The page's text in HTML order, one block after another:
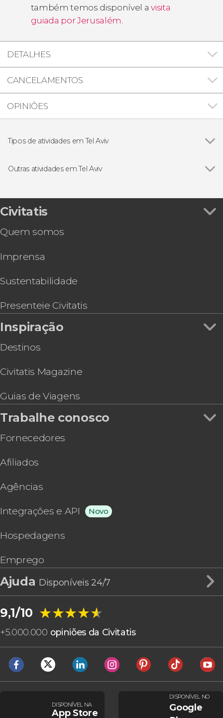
também temos disponível avisita
guiada por Jerusalém.
DETALHES
CANCELAMENTOS
OPINIÕES
Tipos de atividades em Tel Aviv
Excursões de vários dias
Outras atividades em Tel Aviv
Pub crawl. Tour de festa por Tel Aviv!
Excursão de 1 ou 2 dias a Petra
Excursão de 2 dias a Petra e Wadi Rum de avião
Civitatis
Quem somos
Imprensa
Sustentabilidade
Presenteie Civitatis
Inspiração
Destinos
Civitatis Magazine
Guias de Viagens
Trabalhe conosco
Fornecedores
Afiliados
Agências
Integrações e API Novo
Hospedagens
Emprego
Ajuda Disponíveis 24/7
9,1/10 ★★★★★
★★★★★
+5.000.000 opiniões da Civitatis
DISPONÍVEL NA
App Store
DISPONÍVEL NO
Google